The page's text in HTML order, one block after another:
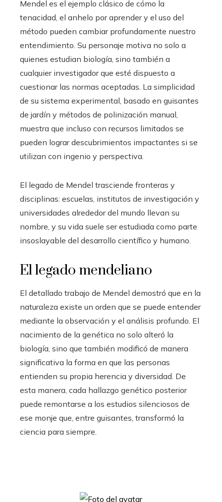
Mendel es el ejemplo clásico de cómo la
tenacidad, el anhelo por aprender y el uso del
método pueden cambiar profundamente nuestro
entendimiento. Su personaje motiva no solo a
quienes estudian biología, sino también a
cualquier investigador que esté dispuesto a
cuestionar las normas aceptadas. La simplicidad
de su sistema experimental, basado en guisantes
de jardín y métodos de polinización manual,
muestra que incluso con recursos limitados se
pueden lograr descubrimientos impactantes si se
utilizan con ingenio y perspectiva.
El legado de Mendel trasciende fronteras y
disciplinas: escuelas, institutos de investigación y
universidades alrededor del mundo llevan su
nombre, y su vida suele ser estudiada como parte
insoslayable del desarrollo científico y humano.
El legado mendeliano
El detallado trabajo de Mendel demostró que en la
naturaleza existe un orden que se puede entender
mediante la observación y el análisis profundo. El
nacimiento de la genética no solo alteró la
biología, sino que también modificó de manera
significativa la forma en que las personas
entienden su propia herencia y diversidad. De
esta manera, cada hallazgo genético posterior
puede remontarse a los estudios silenciosos de
ese monje que, entre guisantes, transformó la
ciencia para siempre.